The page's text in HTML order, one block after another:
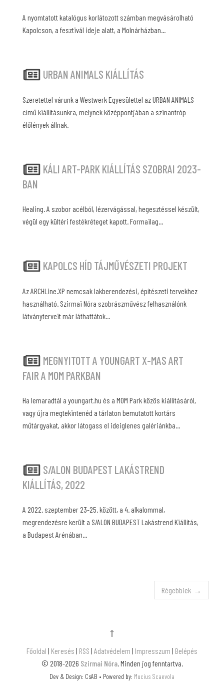
A nyomtatott katalógus korlátozott számban megvásárolható
Kapolcson, a fesztivál ideje alatt, a Molnárházban...
URBAN ANIMALS KIÁLLÍTÁS
Szeretettel várunk a Westwerk Egyesülettel az URBAN ANIMALS
című kiállításunkra, melynek középpontjában a szinantróp
élőlények állnak.
KÁLI ART-PARK KIÁLLÍTÁS SZOBRAI 2023-
BAN
Healing. A szobor acélból, lézervágással, hegesztéssel készült,
végül egy kültéri festékréteget kapott. Formailag...
KAPOLCS HÍD TÁJMŰVÉSZETI PROJEKT
Az ARCHLine.XP nemcsak lakberendezési, építészeti tervekhez
használható. Szirmai Nóra szobrászművész felhasználónk
látványterveit már láthattátok...
MEGNYITOTT A YOUNGART X-MAS ART
FAIR A MOM PARKBAN
Ha lemaradtál a youngart.hu és a MOM Park közös kiállításáról,
vagy újra megtekintenéd a tárlaton bemutatott kortárs
műtárgyakat, akkor látogass el ideiglenes galériánkba...
S/ALON BUDAPEST LAKÁSTREND
KIÁLLÍTÁS, 2022
A 2022. szeptember 23-25. között, a 4. alkalommal,
megrendezésre került a S/ALON BUDAPEST Lakástrend Kiállítás,
a Budapest Arénában...
Régebbiek
Főoldal | Keresés | RSS | Adatvédelem | Impresszum | Belépés
© 2018-2026 Szirmai Nóra. Minden jog fenntartva.
Dev & Design: CsAB • Powered by: Mucius Scaevola